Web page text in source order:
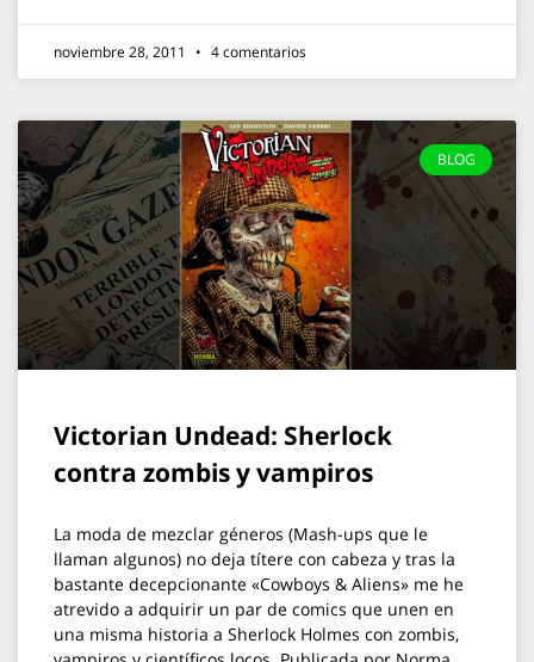
noviembre 28, 2011 4 comentarios
BLOG
Victorian Undead: Sherlock
contra zombis y vampiros
La moda de mezclar géneros (Mash-ups que le
llaman algunos) no deja títere con cabeza y tras la
bastante decepcionante «Cowboys & Aliens» me he
atrevido a adquirir un par de comics que unen en
una misma historia a Sherlock Holmes con zombis,